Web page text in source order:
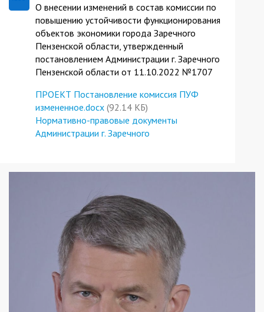
О внесении изменений в состав комиссии по
повышению устойчивости функционирования
объектов экономики города Заречного
Пензенской области, утвержденный
постановлением Администрации г. Заречного
Пензенской области от 11.10.2022 №1707
ПРОЕКТ Постановление комиссия ПУФ
измененное.docx (92.14 КБ)
Нормативно-правовые документы
Администрации г. Заречного